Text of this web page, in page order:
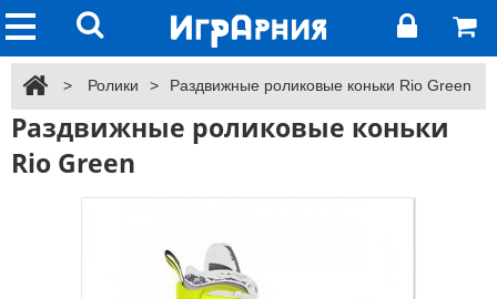
> Ролики > Раздвижные роликовые коньки Rio Green
Раздвижные роликовые коньки
Rio Green